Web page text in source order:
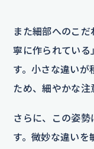
また細部へのこ
寧に作られている
す。小さな違いが
ため、細やかな注
さらに、この姿
す。微妙な違いを